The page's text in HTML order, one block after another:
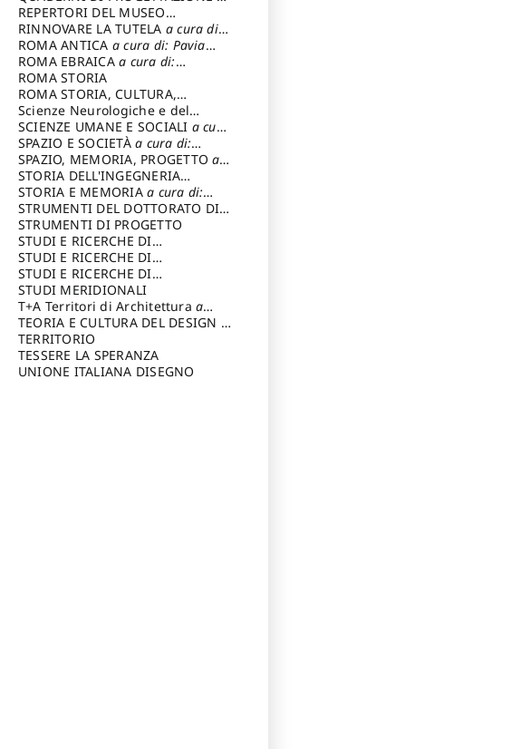
cura di: Giura Longo Tommaso
REPERTORI DEL MUSEO
CENTRALE DEL RISORGIMENTOa
cura di: Pizzo Marco
RINNOVARE LA TUTELA a cura di:
Cicalò Enrico
ROMA ANTICA a cura di: Pavia
Carlo
ROMA EBRAICAa cura di:
Procaccia Claudio
ROMA STORIA
ROMA STORIA, CULTURA,
IMMAGINEa cura di: Fagiolo
Marcello
Scienze Neurologiche e del
Comportamento
SCIENZE UMANE E SOCIALI a cura
di: Iannizzi Salvatore
SPAZIO E SOCIETÀa cura di:
Cassetti Roberto
SPAZIO, MEMORIA, PROGETTOa
cura di: Rossi Massimo
STORIA DELL'INGEGNERIA
STRUTTURALE IN ITALIAa cura di:
Poretti Sergio
STORIA E MEMORIAa cura di:
Rossi Lauro
STRUMENTI DEL DOTTORATO DI
RICERCA IN RILIEVO E
RAPPRESENTAZIONE
DELL’ARCHITETTURA E
DELL’AMBIENTEa cura di: Migliari
Riccardo
STRUMENTI DI PROGETTO
STUDI E RICERCHE DI
ARCHEOLOGIA IN SICILIA
di: Pelagatti Paola
STUDI E RICERCHE DI
ARCHITETTURA del Dipartimento
di Architettura Università degli
Studi G. d' Annunzio
STUDI E RICERCHE DI
ARCHITETTURA del Dipartimento
di Architettura Università degli
Studi G. d' Annunzio, Chieti-
Pescaraa cura di: Fusero Paolo
STUDI MERIDIONALI
T+A Territori di Architetturaa
cura di: Ramazzotti Luigi
TEORIA E CULTURA DEL DESIGN a
cura di: Furlanis Giuseppe
TERRITORIO
TESSERE LA SPERANZA
UNIONE ITALIANA DISEGNO